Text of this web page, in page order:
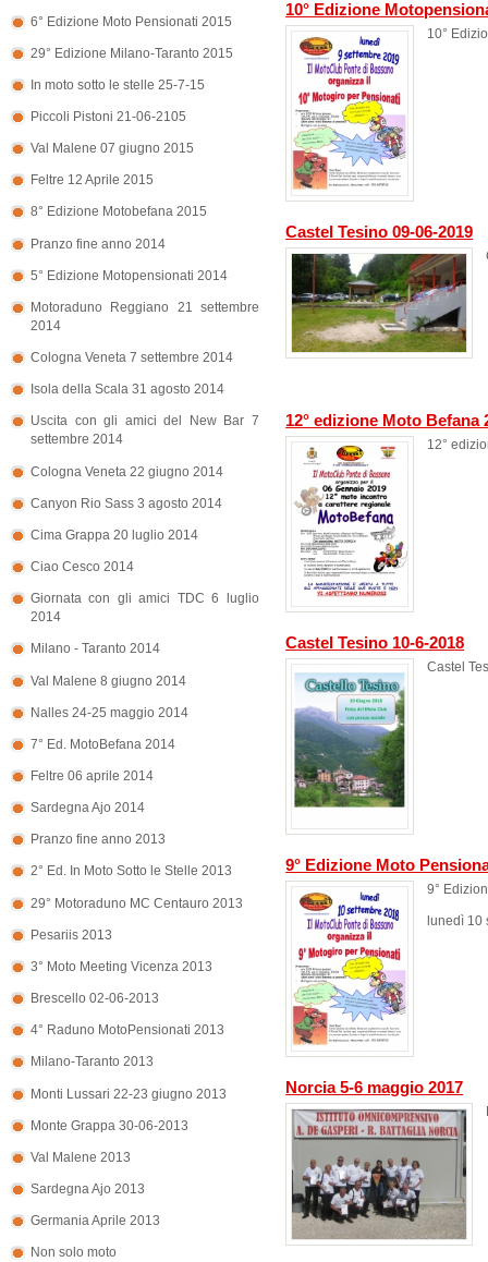
6° Edizione Moto Pensionati 2015
29° Edizione Milano-Taranto 2015
In moto sotto le stelle 25-7-15
Piccoli Pistoni 21-06-2105
Val Malene 07 giugno 2015
Feltre 12 Aprile 2015
8° Edizione Motobefana 2015
Pranzo fine anno 2014
5° Edizione Motopensionati 2014
Motoraduno Reggiano 21 settembre
2014
Cologna Veneta 7 settembre 2014
Isola della Scala 31 agosto 2014
Uscita con gli amici del New Bar 7
settembre 2014
Cologna Veneta 22 giugno 2014
Canyon Rio Sass 3 agosto 2014
Cima Grappa 20 luglio 2014
Ciao Cesco 2014
Giornata con gli amici TDC 6 luglio
2014
Milano - Taranto 2014
Val Malene 8 giugno 2014
Nalles 24-25 maggio 2014
7° Ed. MotoBefana 2014
Feltre 06 aprile 2014
Sardegna Ajo 2014
Pranzo fine anno 2013
2° Ed. In Moto Sotto le Stelle 2013
29° Motoraduno MC Centauro 2013
Pesariis 2013
3° Moto Meeting Vicenza 2013
Brescello 02-06-2013
4° Raduno MotoPensionati 2013
Milano-Taranto 2013
Monti Lussari 22-23 giugno 2013
Monte Grappa 30-06-2013
Val Malene 2013
Sardegna Ajo 2013
Germania Aprile 2013
Non solo moto
10° Edizione
10°
Castel Tesino 09-06-2019
12° edizione Moto Befana
12°
Castel Tesino 10-6-2018
Castel
9° Edizione Moto
9°
lunedì 10
Norcia 5-6 maggio 2017